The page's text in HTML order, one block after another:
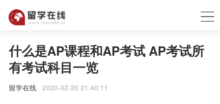
什么是AP课程和AP考试 AP考试所
有考试科目一览
留学在线2020-02-20 21:40:11